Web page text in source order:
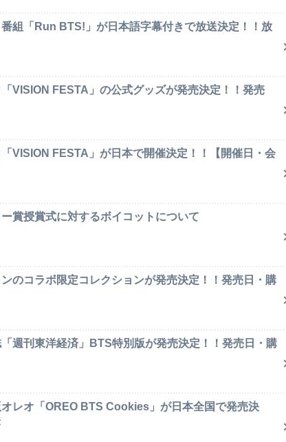
組「Run BTS!」が日本語字幕付きで放送決定！！放
VISION FESTA」の公式グッズが発売決定！！発売
VISION FESTA」が日本で開催決定！！【開催日・会
賞授賞式に対するボイコットについて
のコラボ限定コレクションが発売決定！！発売日・購
週刊東洋経済」BTS特別版が発売決定！！発売日・購
レオ「OREO BTS Cookies」が日本全国で発売決